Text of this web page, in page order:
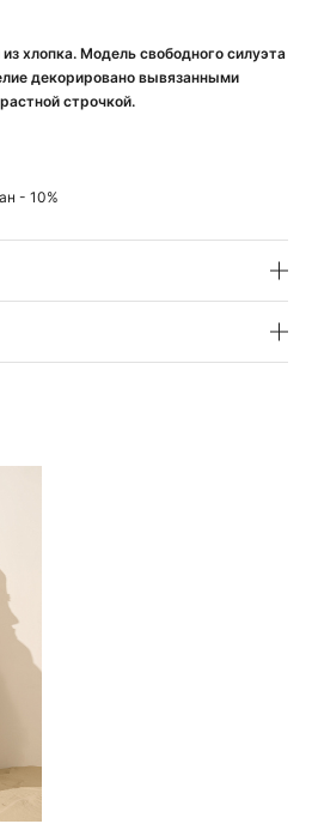
хлопка. Модель свободного силуэта
декорировано вывязанными
строчкой.
- 10%